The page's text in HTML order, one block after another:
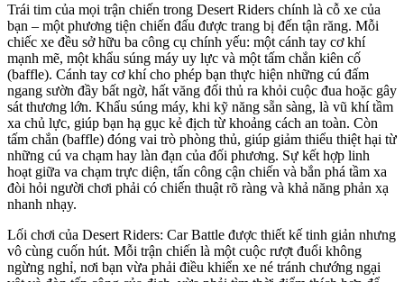
Trái tim của mọi trận chiến trong Desert Riders chính là cỗ xe của
bạn – một phương tiện chiến đấu được trang bị đến tận răng. Mỗi
chiếc xe đều sở hữu ba công cụ chính yếu: một cánh tay cơ khí
mạnh mẽ, một khẩu súng máy uy lực và một tấm chắn kiên cố
(baffle). Cánh tay cơ khí cho phép bạn thực hiện những cú đấm
ngang sườn đầy bất ngờ, hất văng đối thủ ra khỏi cuộc đua hoặc gây
sát thương lớn. Khẩu súng máy, khi kỹ năng sẵn sàng, là vũ khí tầm
xa chủ lực, giúp bạn hạ gục kẻ địch từ khoảng cách an toàn. Còn
tấm chắn (baffle) đóng vai trò phòng thủ, giúp giảm thiểu thiệt hại từ
những cú va chạm hay làn đạn của đối phương. Sự kết hợp linh
hoạt giữa va chạm trực diện, tấn công cận chiến và bắn phá tầm xa
đòi hỏi người chơi phải có chiến thuật rõ ràng và khả năng phản xạ
nhanh nhạy.
Lối chơi của Desert Riders: Car Battle được thiết kế tinh giản nhưng
vô cùng cuốn hút. Mỗi trận chiến là một cuộc rượt đuổi không
ngừng nghỉ, nơi bạn vừa phải điều khiển xe né tránh chướng ngại